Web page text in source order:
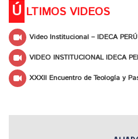
Ú LTIMOS VIDEOS
Video Institucional – IDECA PERÚ
VIDEO INSTITUCIONAL IDECA
XXXII Encuentro de Teología y